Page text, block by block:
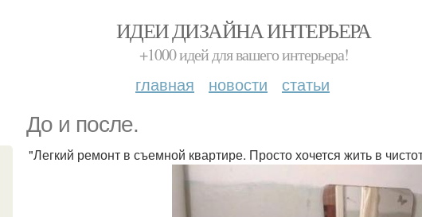
ИДЕИ ДИЗАЙНА ИНТЕРЬЕРА
+1000 идей для вашего интерьера!
главная новости статьи
До и после.
"Легкий ремонт в съемной квартире. Просто хочется жить в